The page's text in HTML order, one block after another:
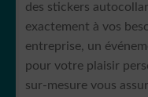
des stickers
exactement à vos
entreprise, un
pour votre plaisir
sur-mesure vous